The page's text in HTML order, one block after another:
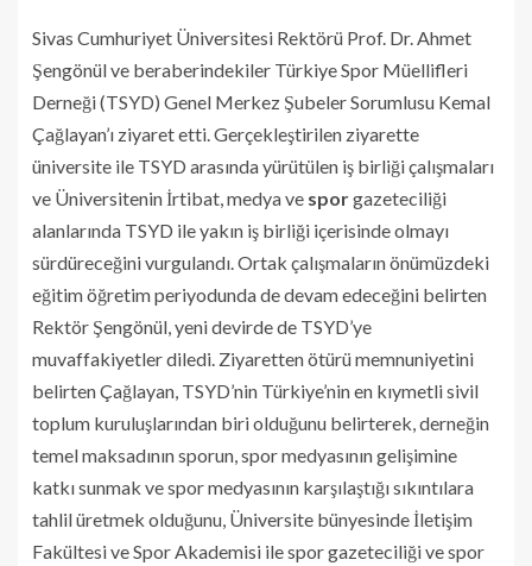
Sivas Cumhuriyet Üniversitesi Rektörü Prof. Dr. Ahmet
Şengönül ve beraberindekiler Türkiye Spor Müellifleri
Derneği (TSYD) Genel Merkez Şubeler Sorumlusu Kemal
Çağlayan’ı ziyaret etti. Gerçekleştirilen ziyarette
üniversite ile TSYD arasında yürütülen iş birliği çalışmaları
ve Üniversitenin İrtibat, medya ve sporgazeteciliği
alanlarında TSYD ile yakın iş birliği içerisinde olmayı
sürdüreceğini vurgulandı. Ortak çalışmaların önümüzdeki
eğitim öğretim periyodunda de devam edeceğini belirten
Rektör Şengönül, yeni devirde de TSYD’ye
muvaffakiyetler diledi. Ziyaretten ötürü memnuniyetini
belirten Çağlayan, TSYD’nin Türkiye’nin en kıymetli sivil
toplum kuruluşlarından biri olduğunu belirterek, derneğin
temel maksadının sporun, spor medyasının gelişimine
katkı sunmak ve spor medyasının karşılaştığı sıkıntılara
tahlil üretmek olduğunu, Üniversite bünyesinde İletişim
Fakültesi ve Spor Akademisi ile spor gazeteciliği ve spor